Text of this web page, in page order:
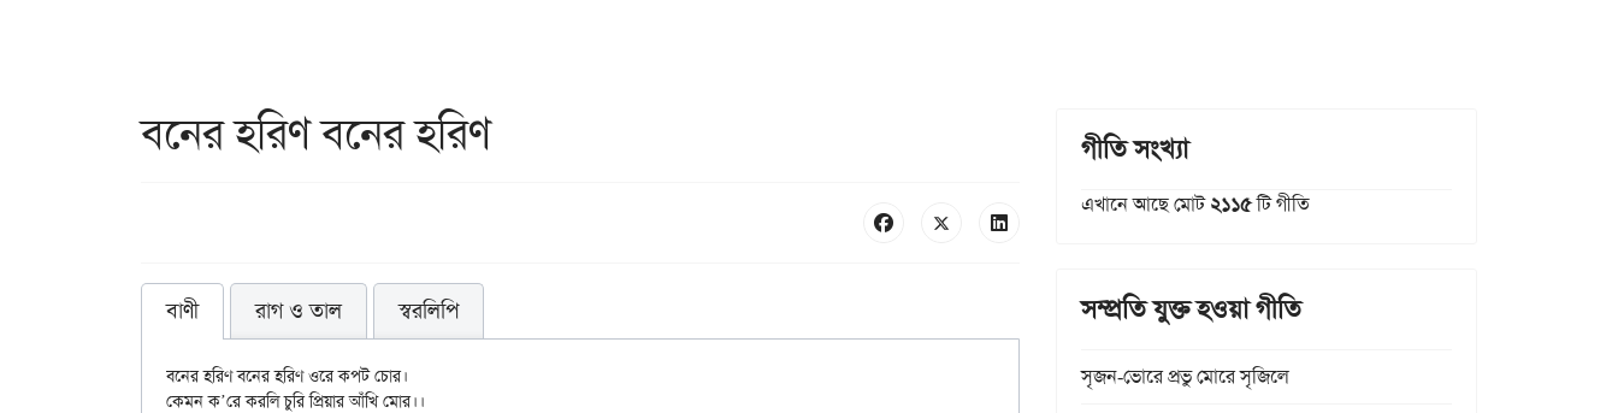
বনের হরিণ বনের হরিণ
বাণী রাগ ও তাল স্বরলিপি
বনের হরিণ বনের হরিণ ওরে কপট চোর।
কেমন ক’রে করলি চুরি প্রিয়ার আঁখি মোর।।
গীতি সংখ্যা
এখানে আছে মোট২১১৫টি গীতি
সম্প্রতি যুক্ত হওয়া গীতি
সৃজন-ভোরে প্রভু মোরে সৃজিলে